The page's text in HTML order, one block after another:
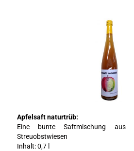
Apfelsaft naturtrüb:
Eine bunte Saftmischung aus
Streuobstwiesen
Inhalt: 0,7 l